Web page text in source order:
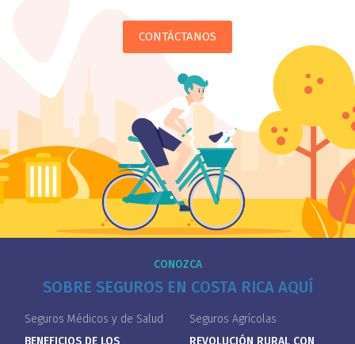
CONTÁCTANOS
CONOZCA
SOBRE SEGUROS EN COSTA RICA AQUÍ
Seguros Médicos y de Salud
Seguros Agrícolas